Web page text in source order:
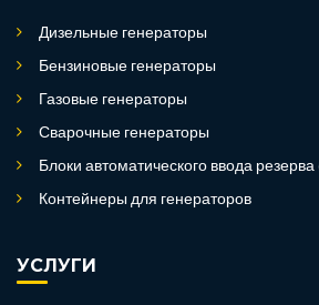
Дизельные генераторы
Бензиновые генераторы
Газовые генераторы
Сварочные генераторы
Блоки автоматического ввода
Контейнеры для генераторов
УСЛУГИ